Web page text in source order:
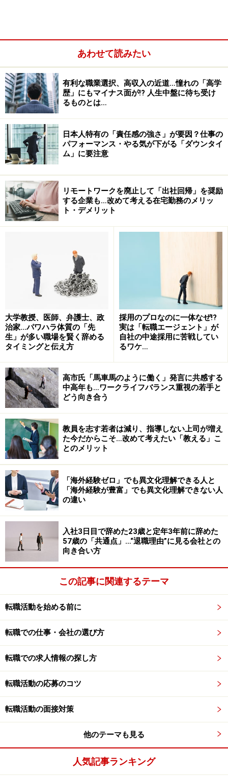
なかったなど、ようは職場の人間関係が理由で辞めるこ
とは誰しもあるものですが、それを話すことで相手に与
える印象は決して良いものではありません。というの
も、そこに本当にひどい上司の存在があったとしても、
その状況を説明することは自ずと以前働いていた会社の
悪口を言っているような印象を与えてしまいます。
過去に起きたことは繰り返される
転職の履歴は消せない
次に退職理由で嫌われるのは、「やりたい仕事ができな
くなったから辞めた」という話です。これは実際に転職
活動中の方から大変よく聞く退職理由であるため、この
理由が採用企業から嫌がられることを意外に思う方もい
るかもしれません。
会社は個人の都合よりも組織の都合を優先するため、時
に不本意な人事異動があるものです。自分が希望した異
動先でないわけですから、当然本人には不満があること
でしょう。昇進の場合も話は同じです。
会社として決めたことに不満を感じたから即転職。よう
はこのような思考パターンを持つ人に対して、採用の現
場では警戒心を持っているのです。仕事に不満がないに
れば会社を辞めるという行動パターンを繰り返す人は、
おそらく新しい会社に入っても遅かれ早かれ会社の決断
を不満に感じる時が来て、その結末として会社を辞めて
しまいます。
会社としては、社員が不満に感じるたびに辞められてい
ては会社の運営ができるものでもありません。もちろ
ん、だれもが満足な人事ができればいいですが、仕事に
は多少の我慢が求められる場合も多く、時に不遇の時代
わば伝家の宝刀を繰り返し抜いてきたタイプの人は、自
あわせて読みたい
有利な職業選択、高収入の近道…憧れの「高学
歴」にもマイナス面が!? 人生中盤に待ち受け
るものとは…
日本人特有の「責任感の強さ」が要因？仕事の
パフォーマンス・やる気が下がる「ダウンタイ
ム」に要注意
リモートワークを廃止して「出社回帰」を奨励
する企業も…改めて考える在宅勤務のメリッ
ト・デメリット
大学教授、医師、弁護士、政
治家…パワハラ体質の「先
生」が多い職場を賢く辞める
タイミングと伝え方
採用のプロなのに一体なぜ!?
実は「転職エージェント」が
自社の中途採用に苦戦してい
るワケ…
高市氏「馬車馬のように働く」発言に共感する
中高年も…ワークライフバランス重視の若手と
どう向き合う
教員を志す若者は減り、指導しない上司が増え
た今だからこそ…改めて考えたい「教える」こ
とのメリット
「海外経験ゼロ」でも異文化理解できる人と
「海外経験が豊富」でも異文化理解できない人
の違い
入社3日目で辞めた23歳と定年3年前に辞めた
57歳の「共通点」…“退職理由”に見る会社との
向き合い方
この記事に関連するテーマ
転職活動を始める前に
転職での仕事・会社の選び方
転職での求人情報の探し方
転職活動の応募のコツ
転職活動の面接対策
他のテーマも見る
人気記事ランキング